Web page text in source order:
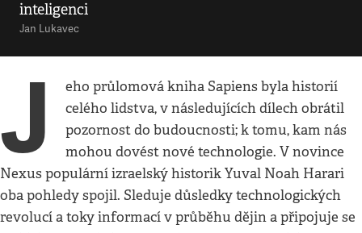
inteligenci
Jan Lukavec
J
eho průlomová kniha Sapiens byla historií
celého lidstva, v následujících dílech obrátil
pozornost do budoucnosti; k tomu, kam nás
mohou dovést nové technologie. V novince
Nexus populární izraelský historik Yuval Noah Harari
oba pohledy spojil. Sleduje důsledky technologických
revolucí a toky informací v průběhu dějin a připojuje se